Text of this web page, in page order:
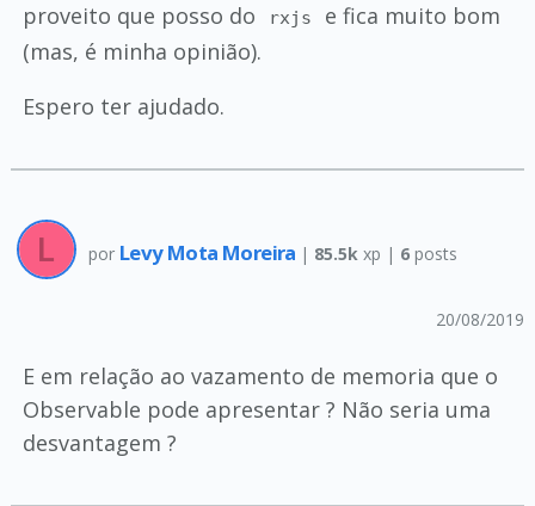
proveito que posso do
rxjs
e fica muito bom
(mas, é minha opinião).
Espero ter ajudado.
por Levy Mota Moreira | 85.5k xp | 6 posts
20/08/2019
E em relação ao vazamento de memoria que o
Observable pode apresentar ? Não seria uma
desvantagem ?